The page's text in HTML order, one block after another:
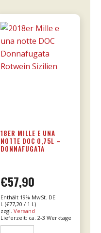
18ER MILLE E UNA
NOTTE DOC 0,75L –
DONNAFUGATA
€57,90
Enthält 19% MwSt. DE
L (€77,20 / 1 L)
zzgl.Versand
Lieferzeit: ca. 2-3 Werktage